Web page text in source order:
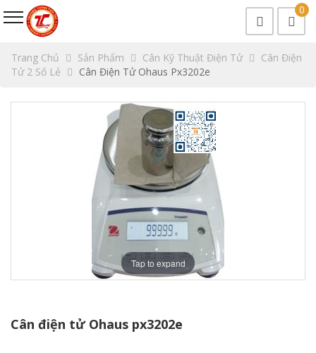
0
Trang Chủ Sản Phẩm Cân Kỹ Thuật Điện Tử
Cân Điện
Tử 2 Số Lẻ
Cân Điện Tử Ohaus Px3202e
Tap to expand
Cân điện tử Ohaus px3202e